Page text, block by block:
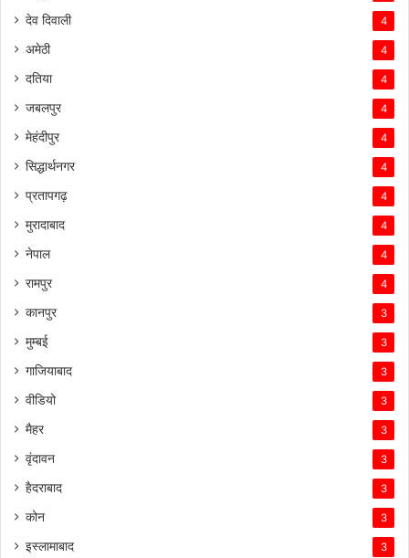
देव दिवाली 4
अमेठी 4
दतिया 4
जबलपुर 4
मेहंदीपुर 4
सिद्धार्थनगर 4
प्रतापगढ़ 4
मुरादाबाद 4
नेपाल 4
रामपुर 4
कानपुर 3
मुम्बई 3
गाजियाबाद 3
वीडियो 3
मैहर 3
वृंदावन 3
हैदराबाद 3
कोन 3
इस्लामाबाद 3